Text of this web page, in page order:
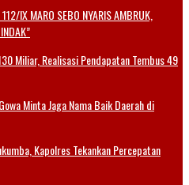
IX MARO SEBO NYARIS AMBRUK,
Miliar, Realisasi Pendapatan Tembus 49
Minta Jaga Nama Baik Daerah di
Kapolres Tekankan Percepatan